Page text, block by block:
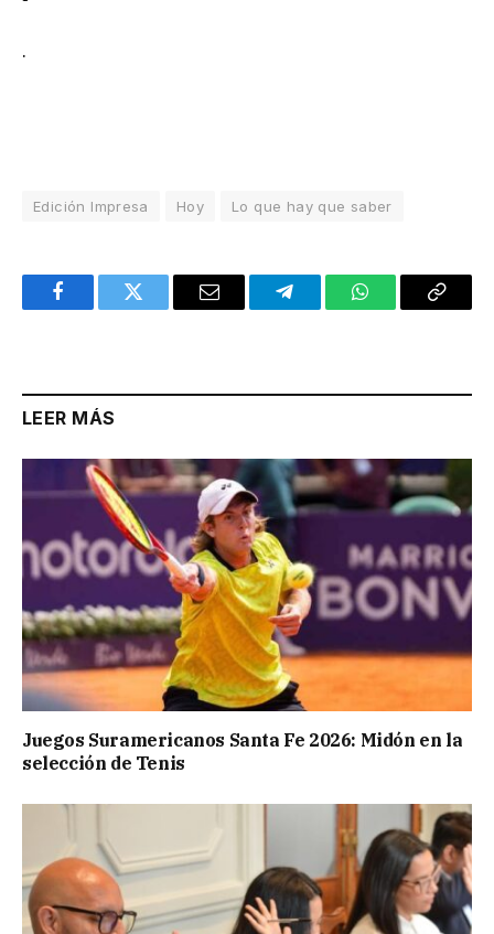
.
Edición Impresa Hoy Lo que hay que saber
FacebookTwitter Email TelegramWhatsAppCopy
LEER MÁS
Juegos Suramericanos Santa Fe 2026: Midón en la
selección de Tenis